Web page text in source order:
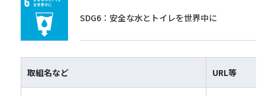
SDG6：安全な水とトイレを世界中に
取組名など URL等